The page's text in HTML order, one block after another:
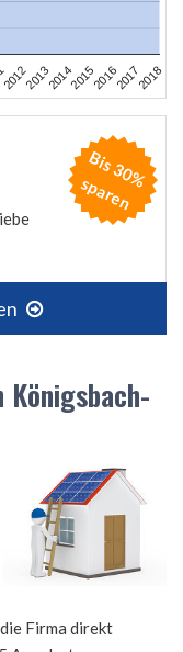
2012201320142015201620172018
B
is
3
0
%
s
p
a
r
e
n
Firma direkt